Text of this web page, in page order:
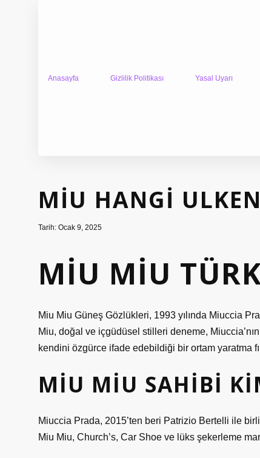
Anasayfa Gizlilik Politikası Yasal Uyarı
MIU HANGI
Tarih: Ocak 9, 2025
MIU MIU
Miu Miu Güneş Gözlükleri, 1993 yılında Miuccia
Miu, doğal ve içgüdüsel stilleri deneme, Miuccia’nın
kendini özgürce ifade edebildiği bir ortam yaratma
MIU MIU SAHIBI
Miuccia Prada, 2015’ten beri Patrizio Bertelli ile
Miu Miu, Church’s, Car Shoe ve lüks şekerleme